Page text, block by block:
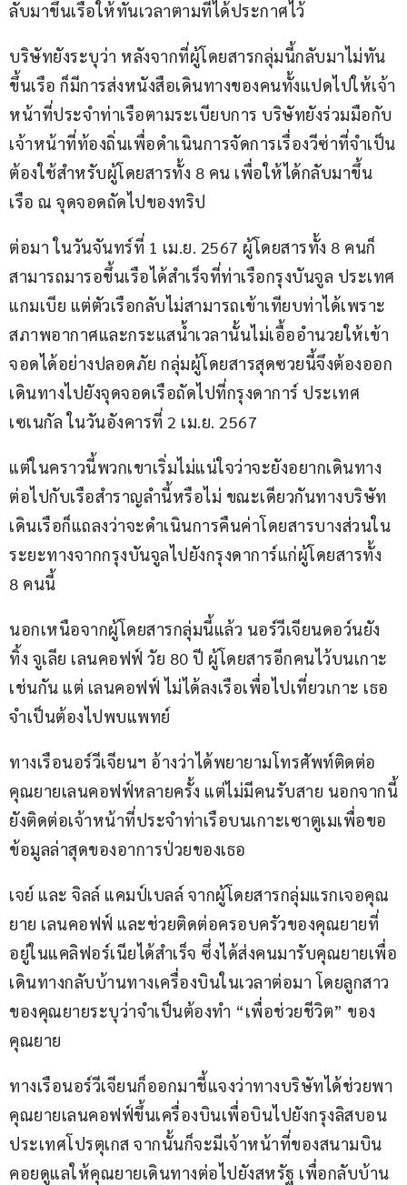
ลับมาขึ้นเรือให้ทันเวลาตามที่ได้ประกาศไว้
บริษัทยังระบุว่า หลังจากที่ผู้โดยสารกลุ่มนี้กลับมาไม่ทัน
ขึ้นเรือ ก็มีการส่งหนังสือเดินทางของคนทั้งแปดไปให้เจ้า
หน้าที่ประจำท่าเรือตามระเบียบการ บริษัทยังร่วมมือกับ
เจ้าหน้าที่ท้องถิ่นเพื่อดำเนินการจัดการเรื่องวีซ่าที่จำเป็น
ต้องใช้สำหรับผู้โดยสารทั้ง 8 คน เพื่อให้ได้กลับมาขึ้น
เรือ ณ จุดจอดถัดไปของทริป
ต่อมา ในวันจันทร์ที่ 1 เม.ย. 2567 ผู้โดยสารทั้ง 8 คนก็
สามารถมารอขึ้นเรือได้สำเร็จที่ท่าเรือกรุงบันจูล ประเทศ
แกมเบีย แต่ตัวเรือกลับไม่สามารถเข้าเทียบท่าได้เพราะ
สภาพอากาศและกระแสน้ำเวลานั้นไม่เอื้ออำนวยให้เข้า
จอดได้อย่างปลอดภัย กลุ่มผู้โดยสารสุดซวยนี้จึงต้องออก
เดินทางไปยังจุดจอดเรือถัดไปที่กรุงดาการ์ ประเทศ
เซเนกัล ในวันอังคารที่ 2 เม.ย. 2567
แต่ในคราวนี้พวกเขาเริ่มไม่แน่ใจว่าจะยังอยากเดินทาง
ต่อไปกับเรือสำราญลำนี้หรือไม่ ขณะเดียวกันทางบริษัท
เดินเรือก็แถลงว่าจะดำเนินการคืนค่าโดยสารบางส่วนใน
ระยะทางจากกรุงบันจูลไปยังกรุงดาการ์แก่ผู้โดยสารทั้ง
8 คนนี้
นอกเหนือจากผู้โดยสารกลุ่มนี้แล้ว นอร์วีเจียนดอว์นยัง
ทิ้ง จูเลีย เลนคอฟฟ์ วัย 80 ปี ผู้โดยสารอีกคนไว้บนเกาะ
เช่นกัน แต่ เลนคอฟฟ์ ไม่ได้ลงเรือเพื่อไปเที่ยวเกาะ เธอ
จำเป็นต้องไปพบแพทย์
ทางเรือนอร์วีเจียนฯ อ้างว่าได้พยายามโทรศัพท์ติดต่อ
คุณยายเลนคอฟฟ์หลายครั้ง แต่ไม่มีคนรับสาย นอกจากนี้
ยังติดต่อเจ้าหน้าที่ประจำท่าเรือบนเกาะเซาตูเมเพื่อขอ
ข้อมูลล่าสุดของอาการป่วยของเธอ
เจย์ และ จิลล์ แคมป์เบลล์ จากผู้โดยสารกลุ่มแรกเจอคุณ
ยาย เลนคอฟฟ์ และช่วยติดต่อครอบครัวของคุณยายที่
อยู่ในแคลิฟอร์เนียได้สำเร็จ ซึ่งได้ส่งคนมารับคุณยายเพื่อ
เดินทางกลับบ้านทางเครื่องบินในเวลาต่อมา โดยลูกสาว
ของคุณยายระบุว่าจำเป็นต้องทำ “เพื่อช่วยชีวิต” ของ
คุณยาย
ทางเรือนอร์วีเจียนก็ออกมาชี้แจงว่าทางบริษัทได้ช่วยพา
คุณยายเลนคอฟฟ์ขึ้นเครื่องบินเพื่อบินไปยังกรุงลิสบอน
ประเทศโปรตุเกส จากนั้นก็จะมีเจ้าหน้าที่ของสนามบิน
คอยดูแลให้คุณยายเดินทางต่อไปยังสหรัฐ เพื่อกลับบ้าน